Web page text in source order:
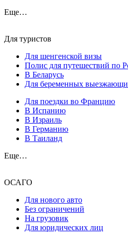
Еще…
Для туристов
Для шенгенской визы
Полис для путешествий по
В Беларусь
Для беременных
Для поездки во Францию
В Испанию
В Израиль
В Германию
В Таиланд
Еще…
ОСАГО
Для нового авто
Без ограничений
На грузовик
Для юридических лиц